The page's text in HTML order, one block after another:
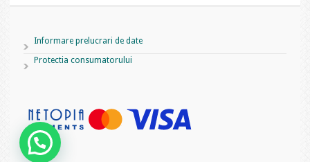
Informare prelucrari de date
Protectia consumatorului